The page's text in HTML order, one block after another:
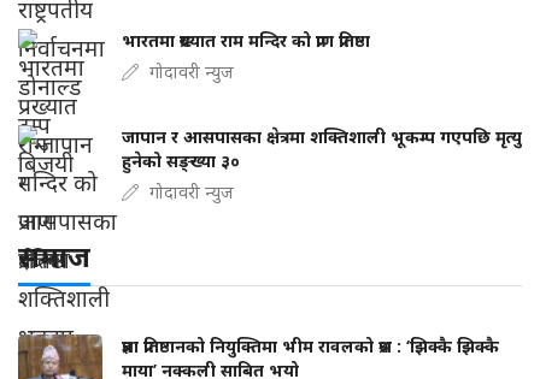
भारतमा प्रख्यात राम मन्दिर को प्राण प्रतिष्ठा
गोदावरी न्युज
जापान र आसपासका क्षेत्रमा शक्तिशाली भूकम्प गएपछि मृत्यु
हुनेको सङ्ख्या ३०
गोदावरी न्युज
समाज
प्रज्ञा प्रतिष्ठानको नियुक्तिमा भीम रावलको प्रश्न : ‘झिक्कै झिक्कै
माया’ नक्कली साबित भयो